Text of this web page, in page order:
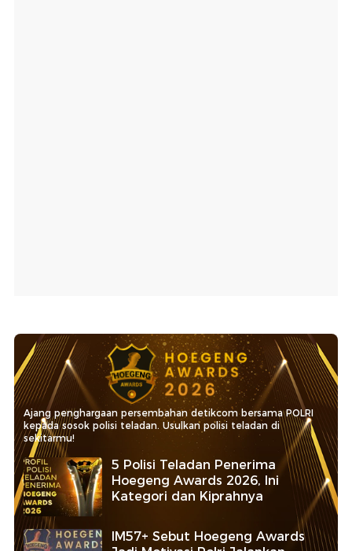
Ajang penghargaan persembahan detikcom bersama POLRI
kepada sosok polisi teladan. Usulkan polisi teladan di
sekitarmu!
5 Polisi Teladan Penerima
Hoegeng Awards 2026, Ini
Kategori dan Kiprahnya
IM57+ Sebut Hoegeng Awards